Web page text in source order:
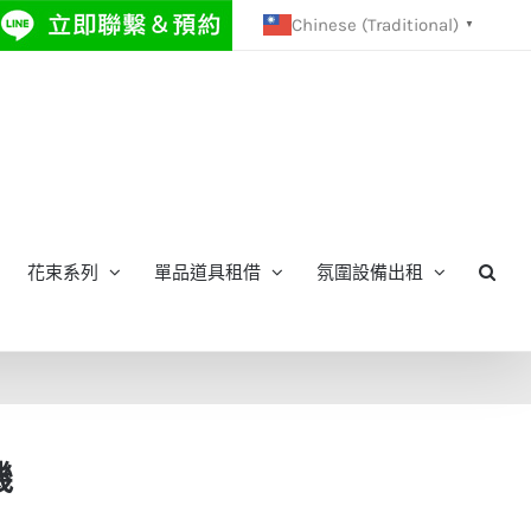
Chinese (Traditional) ▼
花束系列 單品道具租借 氛圍設備出租